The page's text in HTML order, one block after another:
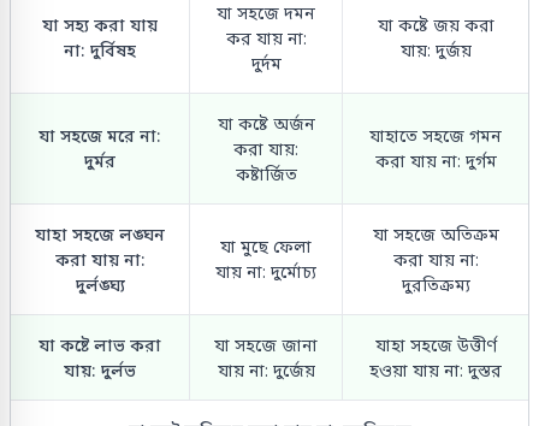
যা সহ্য করা যায়
না: দুর্বিষহ
যা সহজে দমন
কর যায় না:
দুর্দম
যা কষ্টে জয় করা
যায়: দুর্জয়
যা সহজে মরে না:
দুর্মর
যা কষ্টে অর্জন
করা যায়:
কষ্টার্জিত
যাহাতে সহজে গমন
করা যায় না: দুর্গম
যাহা সহজে লঙ্ঘন
করা যায় না:
দুর্লঙ্ঘ্য
যা মুছে ফেলা
যায় না: দুর্মোচ্য
যা সহজে অতিক্রম
করা যায় না:
দুরতিক্রম্য
যা কষ্টে লাভ করা
যায়: দুর্লভ
যা সহজে জানা
যায় না: দুর্জেয়
যাহা সহজে উত্তীর্ণ
হওয়া যায় না: দুস্তর